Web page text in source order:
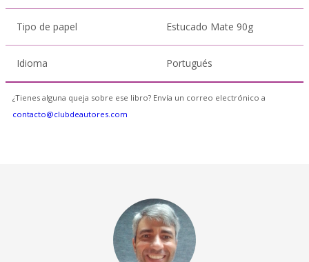
Tipo de papel Estucado Mate 90g
Idioma Portugués
¿Tienes alguna queja sobre ese libro? Envía un correo electrónico a
contacto@clubdeautores.com